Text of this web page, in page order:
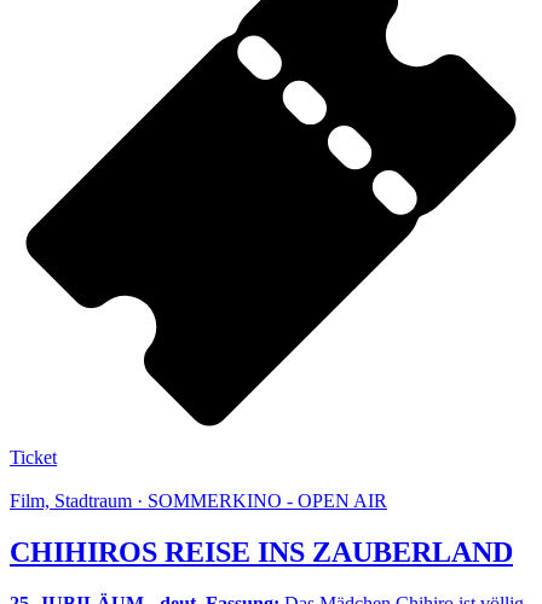
Ticket
Film, Stadtraum · SOMMERKINO - OPEN AIR
CHIHIROS REISE INS ZAUBERLAND